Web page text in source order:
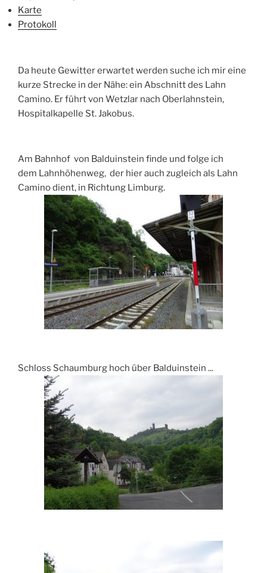
Karte
Protokoll
Da heute Gewitter erwartet werden suche ich mir eine
kurze Strecke in der Nähe: ein Abschnitt des Lahn
Camino. Er führt von Wetzlar nach Oberlahnstein,
Hospitalkapelle St. Jakobus.
Am Bahnhof von Balduinstein finde und folge ich
dem Lahnhöhenweg, der hier auch zugleich als Lahn
Camino dient, in Richtung Limburg.
Schloss Schaumburg hoch über Balduinstein ...